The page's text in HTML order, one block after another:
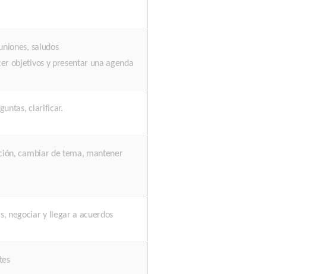
saludos
objetivos y presentar una agenda
clarificar.
cambiar de tema, mantener
negociar y llegar a acuerdos